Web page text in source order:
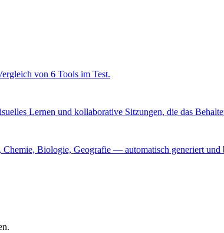
von 6 Tools im Test.
Lernen und kollaborative Sitzungen, die das
Biologie, Geografie — automatisch generiert und